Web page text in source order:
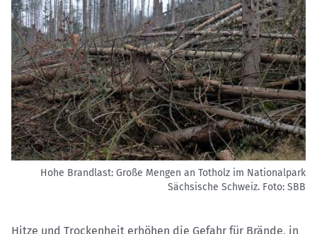
Hohe Brandlast: Große Mengen an Totholz im Nationalpark
Sächsische Schweiz. Foto: SBB
Hitze und Trockenheit erhöhen die Gefahr für Brände, in